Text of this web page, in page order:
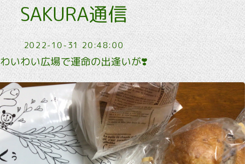
SAKURA通信
2022-10-31 20:48:00
わいわい広場で運命の出逢いが❣️